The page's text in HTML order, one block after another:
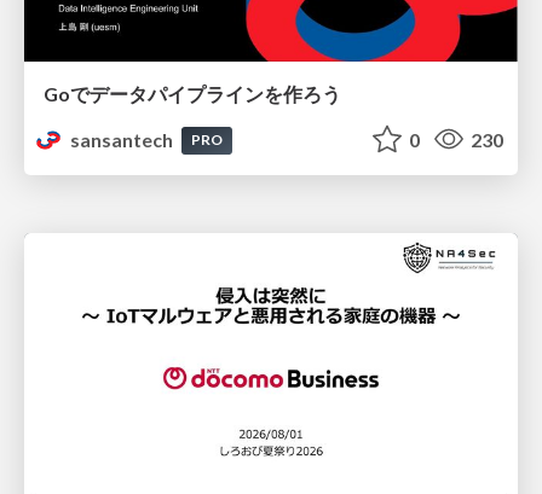
Goでデータパイプラインを作ろう
sansantech
PRO 0 230